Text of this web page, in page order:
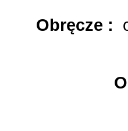
Obręcze :